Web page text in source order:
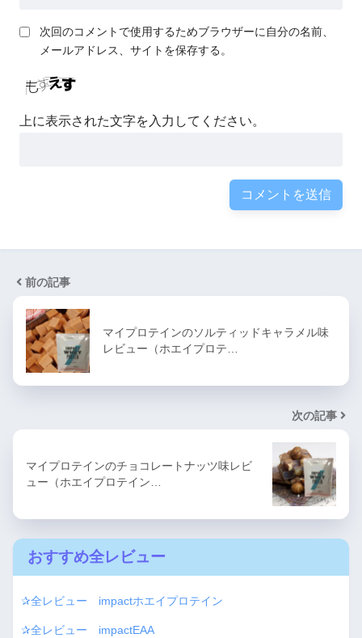
次回のコメントで使用するためブラウザーに自分の名前、
メールアドレス、サイトを保存する。
上に表示された文字を入力してください。
前の記事
マイプロテインのソルティッドキャラメル味
レビュー（ホエイプロテ…
次の記事
マイプロテインのチョコレートナッツ味レビ
ュー（ホエイプロテイン…
おすすめ全レビュー
✰全レビュー impactホエイプロテイン
✰全レビュー impactEAA